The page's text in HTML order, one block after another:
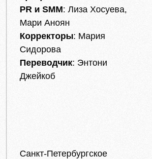
PR и SMM: Лиза Хосуева,
Мари Аноян
Корректоры: Мария
Сидорова
Переводчик: Энтони
Джейкоб
Санкт-Петербургское